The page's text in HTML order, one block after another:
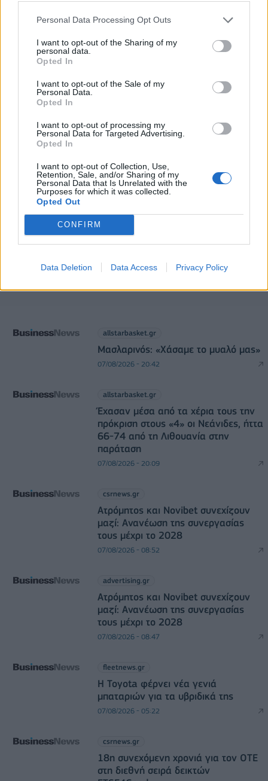
Personal Data Processing Opt Outs
I want to opt-out of the Sharing of my
personal data.
Opted In
I want to opt-out of the Sale of my
Personal Data.
Opted In
I want to opt-out of processing my
Personal Data for Targeted Advertising.
Opted In
I want to opt-out of Collection, Use,
Retention, Sale, and/or Sharing of my
Personal Data that Is Unrelated with the
Purposes for which it was collected.
Opted Out
CONFIRM
Data Deletion Data Access Privacy Policy
Ανανέωση της συνεργασίας τους μέχρι το 2028
07/08/2026 - 11:50 ΑΘΛΗΤΙΣΜΟΣ
Χρηματιστήριο: Στις 2.618,95 μονάδες ο Γενικός
Δείκτης Τιμών, με άνοδο 0,40%
Έρευνα ΕΟΤ: Η Ελλάδα στις κορυφαίες επιλογές
των Ευρωπαίων ταξιδιωτών
07/08/2026 - 10:56 ΤΟΥΡΙΣΜΟΣ
Υψηλός κίνδυνος πυρκαγιάς σήμερα σε Αττική,
Κρήτη, Πελοπόννησο, Εύβοια και νησιά του Αιγαίου
07/08/2026 - 08:30 ΕΛΛΑΔΑ
Χρηματιστήριο: Στις 2.623,19 μονάδες ο Γενικός
Δείκτης Τιμών, με άνοδο 0,57%
07/08/2026 - 15:21 ΟΙΚΟΝΟΜΙΑ
allstarbasket.gr
Μασλαρινός: «Χάσαμε το μυαλό μας»
07/08/2026 - 20:42
allstarbasket.gr
Έχασαν μέσα από τα χέρια τους την
πρόκριση στους «4» οι Νεάνιδες, ήττα
66-74 από τη Λιθουανία στην
παράταση
07/08/2026 - 20:09
csrnews.gr
Ατρόμητος και Novibet συνεχίζουν
μαζί: Ανανέωση της συνεργασίας
τους μέχρι το 2028
07/08/2026 - 08:52
advertising.gr
Ατρόμητος και Novibet συνεχίζουν
μαζί: Ανανέωση της συνεργασίας
τους μέχρι το 2028
07/08/2026 - 08:47
fleetnews.gr
Η Toyota φέρνει νέα γενιά
μπαταριών για τα υβριδικά της
07/08/2026 - 05:22
csrnews.gr
18η συνεχόμενη χρονιά για τον ΟΤΕ
στη διεθνή σειρά δεικτών